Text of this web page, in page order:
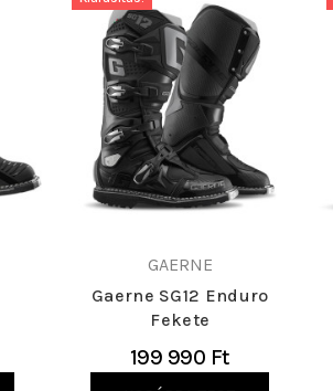
GAERNE
Gaerne SG12 Enduro
Fekete
199 990 Ft